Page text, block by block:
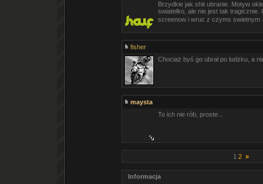
Brzydkie jak shit ubranie. Motyw
swiatelko, ale nie jest tak tragicznie.
screenow i wruc z czyms swietnym
fisher
Chociaż byś go ubrał po ludzku, a
maysta
To ich nie rób, proste...
1 2 »
Informacja